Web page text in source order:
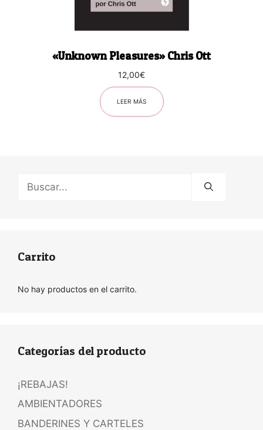
«Unknown Pleasures» Chris Ott
12,00€
LEER MÁS
Carrito
No hay productos en el carrito.
Categorías del producto
¡REBAJAS!
AMBIENTADORES
BANDERINES Y CARTELES